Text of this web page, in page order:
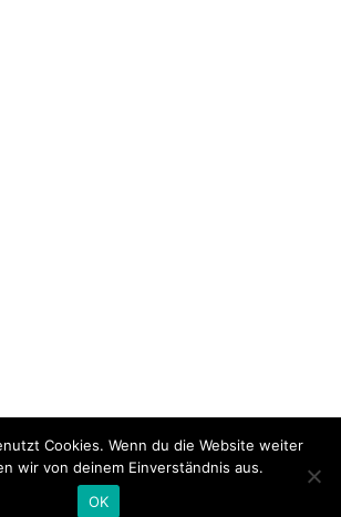
Cookies. Wenn du die Website weiter
wir von deinem Einverständnis aus.
OK